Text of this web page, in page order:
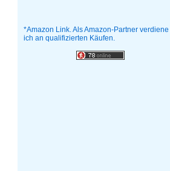
*Amazon Link. Als Amazon-Partner verdiene
ich an qualifizierten Käufen.